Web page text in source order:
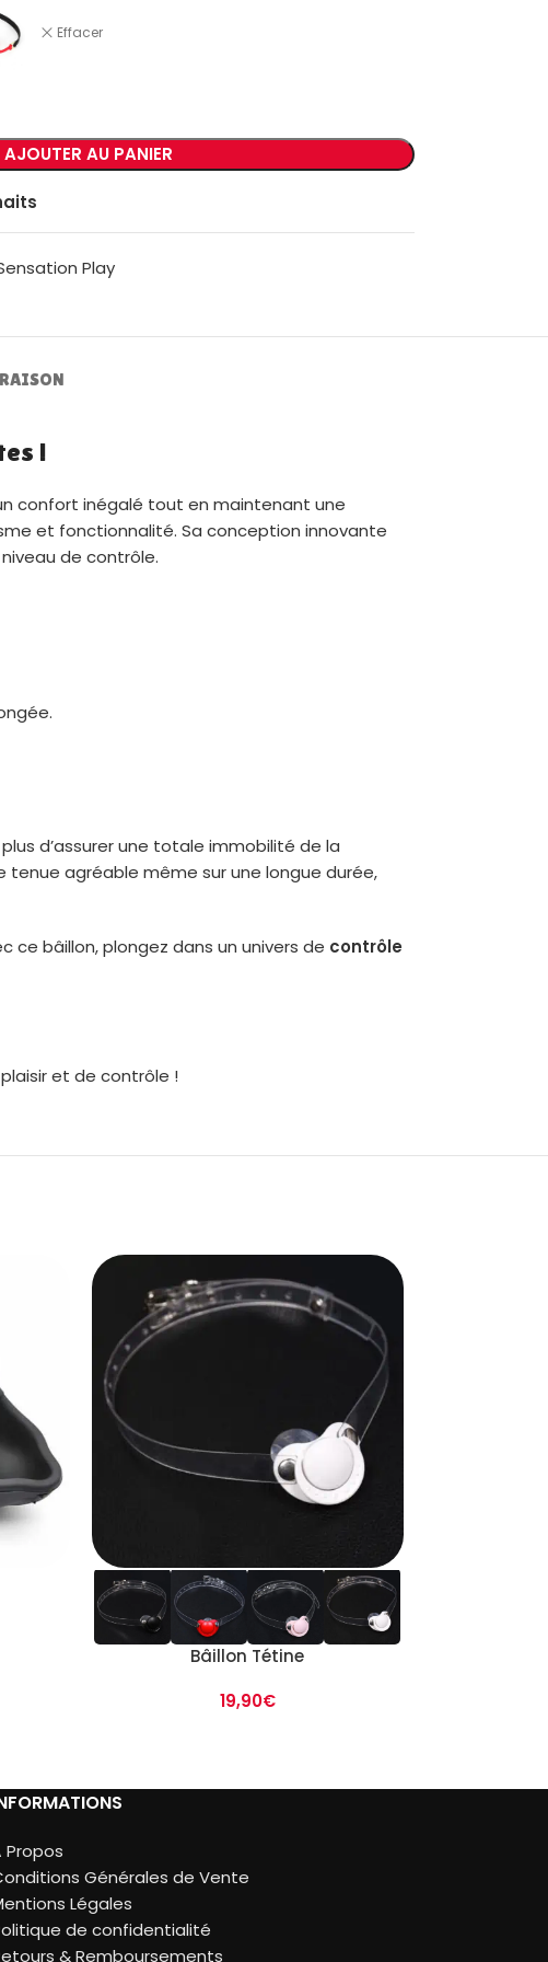
Effacer
AJOUTER AU PANIER
Play
!
confort inégalé tout en maintenant une
et fonctionnalité. Sa conception innovante
de contrôle.
d’assurer une totale immobilité de la
tenue agréable même sur une longue durée,
bâillon, plongez dans un univers de contrôle
et de contrôle !
Bâillon Tétine
19,90€
Propos
Générales de Vente
Légales
de confidentialité
& Remboursements